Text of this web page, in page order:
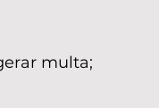
multa;